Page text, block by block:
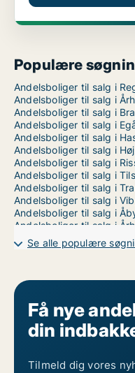
Populære
Andelsboliger til salg i
Andelsboliger til salg i
Andelsboliger til salg i
Andelsboliger til salg i
Andelsboliger til salg i
Andelsboliger til salg i
Andelsboliger til salg i
Andelsboliger til salg i
Andelsboliger til salg i
Andelsboliger til salg i
Andelsboliger til salg i
Andelsboliger til salg i
Andelsboliger til salg i
Se alle populære
Få nye
din
Tilmeld dig vores